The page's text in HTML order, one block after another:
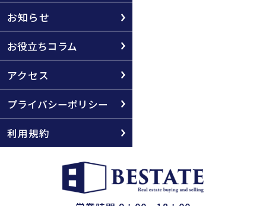
お知らせ
お役立ちコラム
アクセス
プライバシーポリシー
利用規約